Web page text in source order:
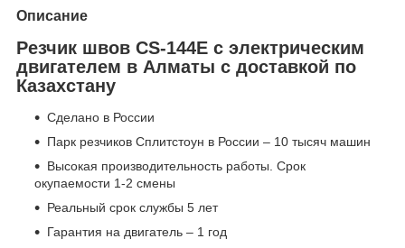
Описание
Резчик швов СS-144E c электрическим
двигателем в Алматы с доставкой по
Казахстану
Сделано в России
Парк резчиков Сплитстоун в России – 10 тысяч машин
Высокая производительность работы. Срок
окупаемости 1-2 смены
Реальный срок службы 5 лет
Гарантия на двигатель – 1 год